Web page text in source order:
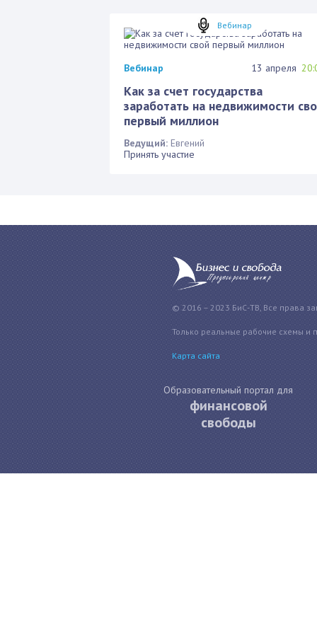
Вебинар
Вебинар 13 апреля
Как за счет государства
заработать на недвижимости
первый миллион
Ведущий: Евгений
Принять участие
© 2016 – 2023 БиС-ТВ, Все права
Только реальные рабочие схемы и
Карта сайта
Образовательный портал для
финансовой
свободы